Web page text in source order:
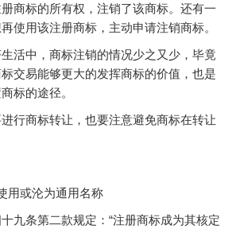
商标的所有权，注销了该商标。还有一
使用该注册商标，主动申请注销商标。
活中，商标注销的情况少之又少，毕竟
交易能够更大的发挥商标的价值，也是
标的途径。
行商标转让，也要注意避免商标在转让
用或沦为通用名称
十九条第二款规定：“注册商标成为其核定